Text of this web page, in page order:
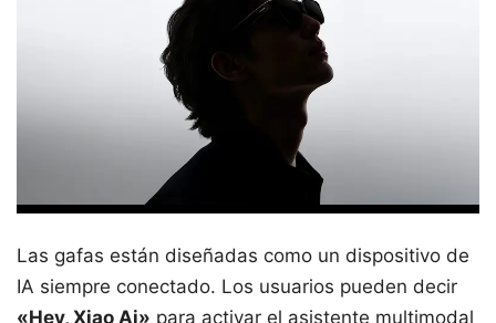
Las gafas están diseñadas como un dispositivo de
IA siempre conectado. Los usuarios pueden decir
«Hey, Xiao Ai» para activar el asistente multimodal